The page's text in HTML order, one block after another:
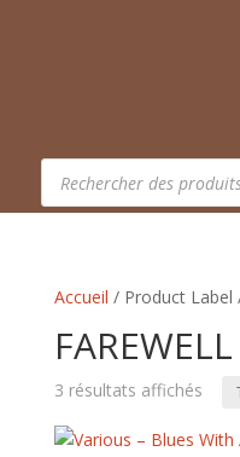
Recherche
produits
Accueil / Product Label
3 résultats affichésTrié
plus